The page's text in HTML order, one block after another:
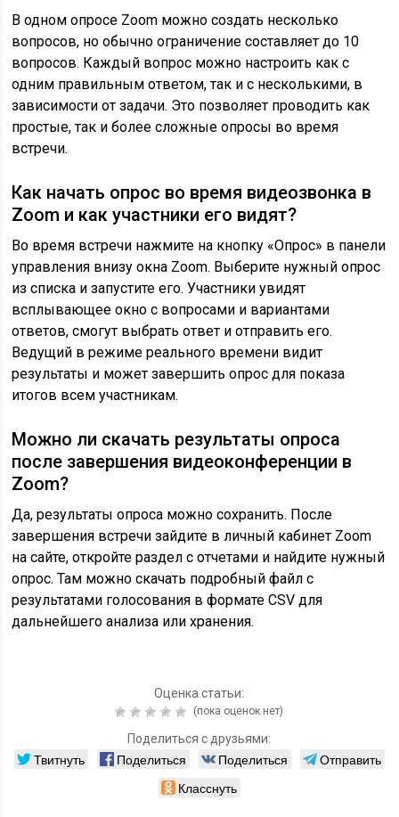
В одном опросе Zoom можно создать несколько
вопросов, но обычно ограничение составляет до 10
вопросов. Каждый вопрос можно настроить как с
одним правильным ответом, так и с несколькими, в
зависимости от задачи. Это позволяет проводить как
простые, так и более сложные опросы во время
встречи.
Как начать опрос во время видеозвонка в
Zoom и как участники его видят?
Во время встречи нажмите на кнопку «Опрос» в панели
управления внизу окна Zoom. Выберите нужный опрос
из списка и запустите его. Участники увидят
всплывающее окно с вопросами и вариантами
ответов, смогут выбрать ответ и отправить его.
Ведущий в режиме реального времени видит
результаты и может завершить опрос для показа
итогов всем участникам.
Можно ли скачать результаты опроса
после завершения видеоконференции в
Zoom?
Да, результаты опроса можно сохранить. После
завершения встречи зайдите в личный кабинет Zoom
на сайте, откройте раздел с отчетами и найдите нужный
опрос. Там можно скачать подробный файл с
результатами голосования в формате CSV для
дальнейшего анализа или хранения.
Оценка статьи:
(пока оценок нет)
Поделиться с друзьями:
Твитнуть Поделиться Поделиться
Отправить
Класснуть